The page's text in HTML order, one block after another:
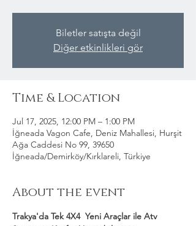
Biletler satışta değil
Diğer etkinlikleri gör
Time & Location
Jul 17, 2025, 12:00 PM – 1:00 PM
İğneada Vagon Cafe, Deniz Mahallesi, Hurşit
Ağa Caddesi No 99, 39650
İğneada/Demirköy/Kırklareli, Türkiye
About the event
Trakya'da Tek 4X4  Yeni Araçlar ile Atv